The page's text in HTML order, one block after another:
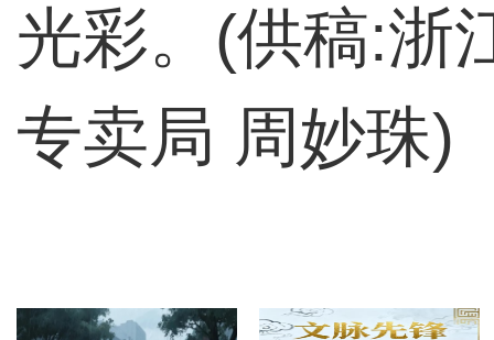
光彩。(供稿:浙
专卖局 周妙珠)